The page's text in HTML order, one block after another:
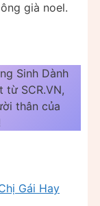
già noel.
Sinh Dành
từ SCR.VN,
thân của
Gái Hay